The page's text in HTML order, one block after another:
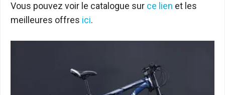
Vous pouvez voir le catalogue sur ce lien et les
meilleures offres ici.